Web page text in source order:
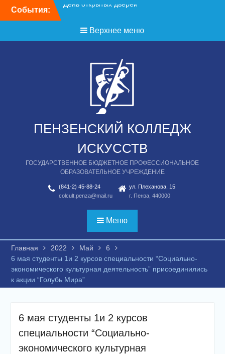
События: День открытых дверей
Верхнее меню
ПЕНЗЕНСКИЙ КОЛЛЕДЖ
ИСКУССТВ
ГОСУДАРСТВЕННОЕ БЮДЖЕТНОЕ ПРОФЕССИОНАЛЬНОЕ
ОБРАЗОВАТЕЛЬНОЕ УЧРЕЖДЕНИЕ
(841-2) 45-88-24
colcult.penza@mail.ru
ул. Плеханова, 15
г. Пенза, 440000
Меню
Главная 2022 Май
6
6 мая студенты 1и 2 курсов специальности “Социально-
экономического культурная деятельность” присоединились
к акции “Голубь Мира”
6 мая студенты 1и 2 курсов
специальности “Социально-
экономического культурная